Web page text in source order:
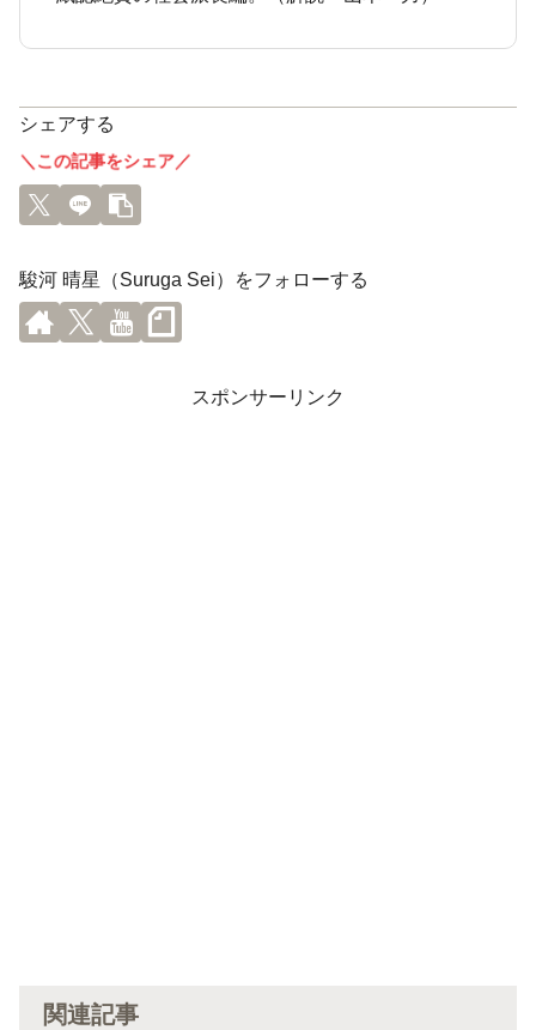
シェアする
＼この記事をシェア／
駿河 晴星（Suruga Sei）をフォローする
スポンサーリンク
関連記事